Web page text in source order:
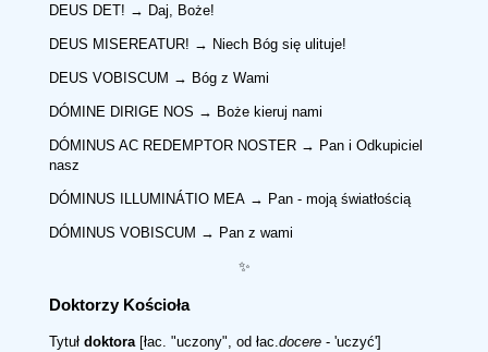
DEUS DET! → Daj, Boże!
DEUS MISEREATUR! → Niech Bóg się ulituje!
DEUS VOBISCUM → Bóg z Wami
DÓMINE DIRIGE NOS → Boże kieruj nami
DÓMINUS AC REDEMPTOR NOSTER → Pan i Odkupiciel
nasz
DÓMINUS ILLUMINÁTIO MEA → Pan - moją światłością
DÓMINUS VOBISCUM → Pan z wami
✨
Doktorzy Kościoła
Tytuł doktora[łac. "uczony", od łac.docere - 'uczyć']